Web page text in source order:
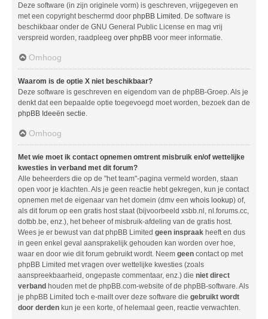
Deze software (in zijn originele vorm) is geschreven, vrijgegeven en
met een copyright beschermd door phpBB Limited. De software is
beschikbaar onder de GNU General Public License en mag vrij
verspreid worden, raadpleeg over phpBB voor meer informatie.
Omhoog
Waarom is de optie X niet beschikbaar?
Deze software is geschreven en eigendom van de phpBB-Groep. Als je
denkt dat een bepaalde optie toegevoegd moet worden, bezoek dan de
phpBB Ideeën sectie.
Omhoog
Met wie moet ik contact opnemen omtrent misbruik en/of wettelijke
kwesties in verband met dit forum?
Alle beheerders die op de "het team"-pagina vermeld worden, staan
open voor je klachten. Als je geen reactie hebt gekregen, kun je contact
opnemen met de eigenaar van het domein (dmv een whois lookup) of,
als dit forum op een gratis host staat (bijvoorbeeld xsbb.nl, nl.forums.cc,
dotbb.be, enz.), het beheer of misbruik-afdeling van de gratis host.
Wees je er bewust van dat phpBB Limited geen inspraak heeft en dus
in geen enkel geval aansprakelijk gehouden kan worden over hoe,
waar en door wie dit forum gebruikt wordt. Neem geen contact op met
phpBB Limited met vragen over wettelijke kwesties (zoals
aanspreekbaarheid, ongepaste commentaar, enz.) die niet direct
verband houden met de phpBB.com-website of de phpBB-software. Als
je phpBB Limited toch e-mailt over deze software die gebruikt wordt
door derden kun je een korte, of helemaal geen, reactie verwachten.